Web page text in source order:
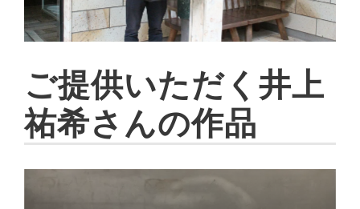
ご提供いただく井上
祐希さんの作品